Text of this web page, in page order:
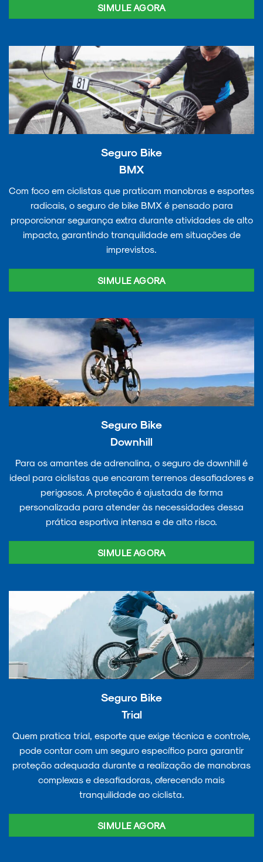
SIMULE AGORA
Seguro Bike
BMX
Com foco em ciclistas que praticam manobras e esportes
radicais, o seguro de bike BMX é pensado para
proporcionar segurança extra durante atividades de alto
impacto, garantindo tranquilidade em situações de
imprevistos.
SIMULE AGORA
Seguro Bike
Downhill
Para os amantes de adrenalina, o seguro de downhill é
ideal para ciclistas que encaram terrenos desafiadores e
perigosos. A proteção é ajustada de forma
personalizada para atender às necessidades dessa
prática esportiva intensa e de alto risco.
SIMULE AGORA
Seguro Bike
Trial
Quem pratica trial, esporte que exige técnica e controle,
pode contar com um seguro específico para garantir
proteção adequada durante a realização de manobras
complexas e desafiadoras, oferecendo mais
tranquilidade ao ciclista.
SIMULE AGORA